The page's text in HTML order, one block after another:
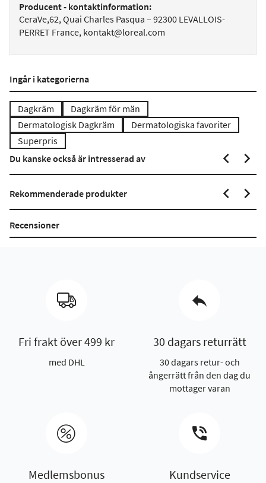
Producent - kontaktinformation:
CeraVe,62, Quai Charles Pasqua – 92300 LEVALLOIS-
PERRET France, kontakt@loreal.com
Ingår i kategorierna
Dagkräm
Dagkräm för män
Dermatologisk Dagkräm
Dermatologiska favoriter
Superpris
Du kanske också är intresserad av
Rekommenderade produkter
Recensioner
Fri frakt över 499 kr
med DHL
30 dagars returrätt
30 dagars retur- och
ångerrätt från den dag du
mottager varan
Medlemsbonus Kundservice